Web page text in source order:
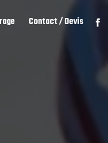
Contact / Devis